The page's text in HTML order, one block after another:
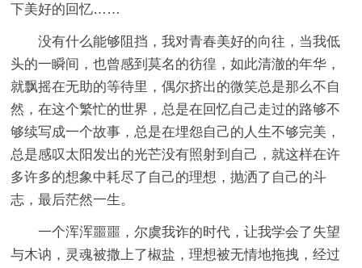
下美好的回忆……
没有什么能够阻挡，我对青春美好的向往，当我低
头的一瞬间，也曾感到莫名的彷徨，如此清澈的年华，
就飘摇在无助的等待里，偶尔挤出的微笑总是那么不自
然，在这个繁忙的世界，总是在回忆自己走过的路够不
够续写成一个故事，总是在埋怨自己的人生不够完美，
总是感叹太阳发出的光芒没有照射到自己，就这样在许
多许多的想象中耗尽了自己的理想，抛洒了自己的斗
志，最后茫然一生。
一个浑浑噩噩，尔虞我诈的时代，让我学会了失望
与木讷，灵魂被撒上了椒盐，理想被无情地拖拽，经过